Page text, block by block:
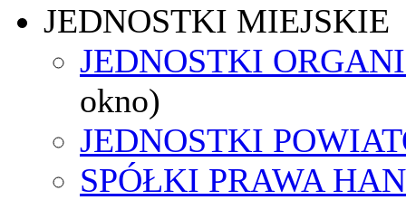
JEDNOSTKI MIEJSKIE
JEDNOSTKI
okno)
JEDNOSTKI
SPÓŁKI PRAWA